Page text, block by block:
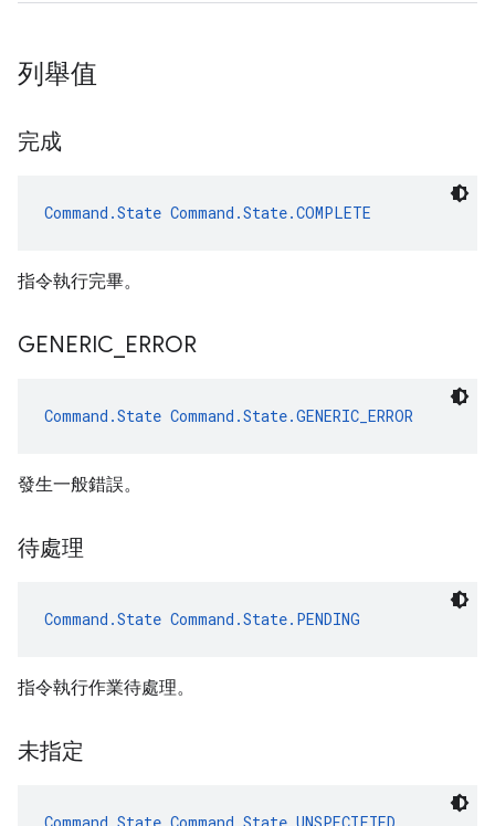
列舉值
完成
Command.State Command.State.COMPLETE
指令執行完畢。
GENERIC ERROR
Command.State Command.State.GENERIC_ERROR
發生一般錯誤。
待處理
Command.State Command.State.PENDING
指令執行作業待處理。
未指定